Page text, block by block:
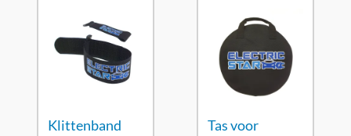
Klittenband
Tas voor